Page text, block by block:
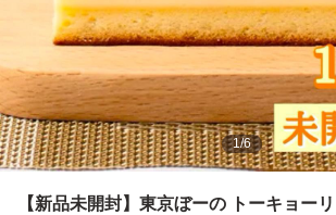
1/6
【新品未開封】東京ぼーの トーキョー